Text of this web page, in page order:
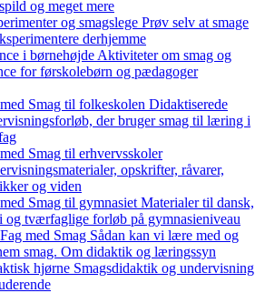
og meget mere
og smagslege Prøv selv at smage
derhjemme
i børnehøjde Aktiviteter om smag og
for førskolebørn og pædagoger
Smag til folkeskolen Didaktiserede
der bruger smag til læring i
Smag til erhvervsskoler
opskrifter, råvarer,
og viden
Smag til gymnasiet Materialer til dansk,
og tværfaglige forløb på gymnasieniveau
med Smag Sådan kan vi lære med og
smag. Om didaktik og læringssyn
hjørne Smagsdidaktik og undervisning